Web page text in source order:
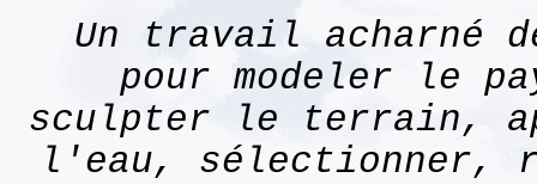
Un travail acharné
pour modeler le
sculpter le terrain,
l'eau, sélectionner,